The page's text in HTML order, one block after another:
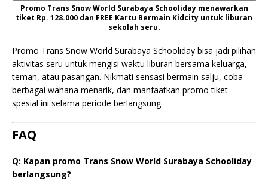
Promo Trans Snow World Surabaya Schooliday menawarkan
tiket Rp. 128.000 dan FREE Kartu Bermain Kidcity untuk liburan
sekolah seru.
Promo Trans Snow World Surabaya Schooliday bisa jadi pilihan
aktivitas seru untuk mengisi waktu liburan bersama keluarga,
teman, atau pasangan. Nikmati sensasi bermain salju, coba
berbagai wahana menarik, dan manfaatkan promo tiket
spesial ini selama periode berlangsung.
FAQ
Q: Kapan promo Trans Snow World Surabaya Schooliday
berlangsung?